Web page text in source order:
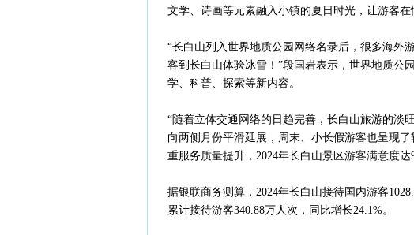
文学、诗画等元素融入小镇的夏日时光，让游客
“长白山列入世界地质公园网络名录后，很多海外
客到长白山体验冰雪！”段国岩表示，世界地质公
学、科普、探索等新内容。
“随着立体交通网络的日趋完善，长白山旅游的淡
向两侧月份平滑延展，周末、小长假游客也呈现
重服务质量提升，2024年长白山景区游客满意度达
据银联商务测算，2024年长白山接待国内游客
累计接待游客340.88万人次，同比增长24.1%。